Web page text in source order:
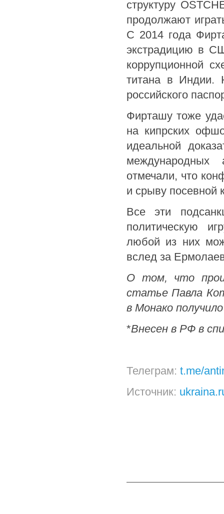
структуру
продолжают
С 2014 года
экстрадицию в
коррупционной
титана в Индии.
российского
Фирташу тоже
на кипрских
идеальной
международных
отмечали, что
и срыву посевной
Все эти
политическую
любой из них
вслед за
О том, что
статье Павла
в Монако
*Внесен в РФ в
Телеграм: t.me/
Источник: